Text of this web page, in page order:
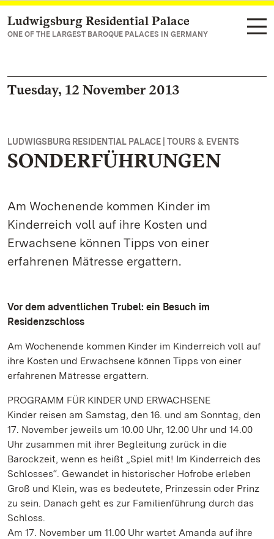
Navigate to main page
Ludwigsburg Residential Palace
ONE OF THE LARGEST BAROQUE PALACES IN GERMANY
Tuesday, 12 November 2013
LUDWIGSBURG RESIDENTIAL PALACE | TOURS & EVENTS
SONDERFÜHRUNGEN
Am Wochenende kommen Kinder im
Kinderreich voll auf ihre Kosten und
Erwachsene können Tipps von einer
erfahrenen Mätresse ergattern.
Vor dem adventlichen Trubel: ein Besuch im
Residenzschloss
Am Wochenende kommen Kinder im Kinderreich voll auf
ihre Kosten und Erwachsene können Tipps von einer
erfahrenen Mätresse ergattern.
PROGRAMM FÜR KINDER UND ERWACHSENE
Kinder reisen am Samstag, den 16. und am Sonntag, den
17. November jeweils um 10.00 Uhr, 12.00 Uhr und 14.00
Uhr zusammen mit ihrer Begleitung zurück in die
Barockzeit, wenn es heißt „Spiel mit! Im Kinderreich des
Schlosses“. Gewandet in historischer Hofrobe erleben
Groß und Klein, was es bedeutete, Prinzessin oder Prinz
zu sein. Danach geht es zur Familienführung durch das
Schloss.
Am 17. November um 11.00 Uhr wartet Amanda auf ihre